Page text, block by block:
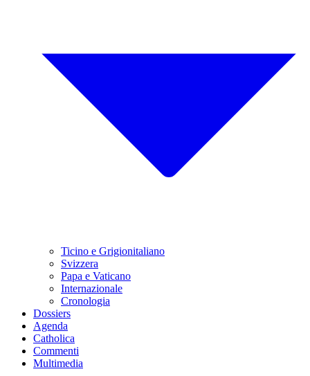
Ticino e Grigionitaliano
Svizzera
Papa e Vaticano
Internazionale
Cronologia
Dossiers
Agenda
Catholica
Commenti
Multimedia